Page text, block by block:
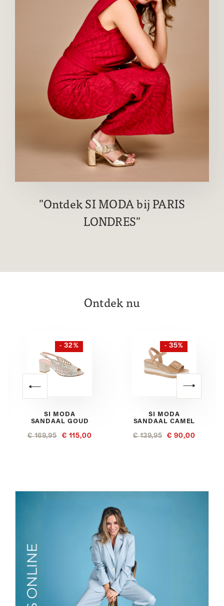
Ontdek SI MODA bij PARIS
LONDRES
Ontdek nu
- 32%
SI MODA
SANDAAL GOUD
€ 169,95 € 115,00
- 35%
SI MODA
SANDAAL CAMEL
€ 139,95 € 90,00